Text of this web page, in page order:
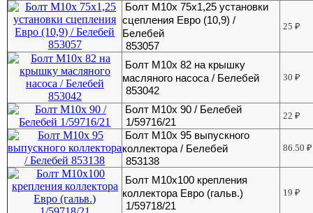
Болт М10х 75х1,25 установки
сцепления Евро (10,9) /
Белебей
853057
25₽
Болт М10х 82 на крышку
масляного насоса / Белебей
853042
30₽
Болт М10х 90 / Белебей
1/59716/21
22₽
Болт М10х 95 выпускного
коллектора / Белебей
853138
86.50₽
Болт М10х100 крепления
коллектора Евро (гальв.)
1/59718/21
19₽